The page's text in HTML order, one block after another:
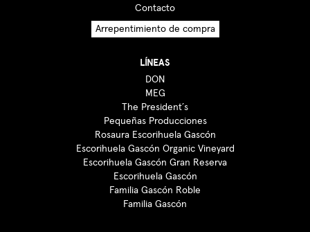
Contacto
Arrepentimiento de compra
LÍNEAS
DON
MEG
The President´s
Pequeñas Producciones
Rosaura Escorihuela Gascón
Escorihuela Gascón Organic Vineyard
Escorihuela Gascón Gran Reserva
Escorihuela Gascón
Familia Gascón Roble
Familia Gascón